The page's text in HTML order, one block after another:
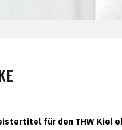
für den THW Kiel